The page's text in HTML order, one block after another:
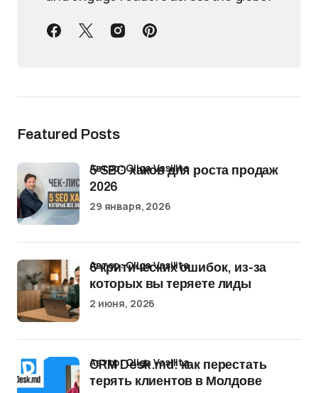
Featured Posts
5 SEO хаков для роста продаж
2026
Автор: Oliga Vasilita
29 января, 2026
6 критических ошибок, из-за
которых вы теряете лиды
Автор: Oliga Vasilita
2 июня, 2026
CRM Desk.md: как перестать
терять клиентов в Молдове
Автор: Oliga Vasilita